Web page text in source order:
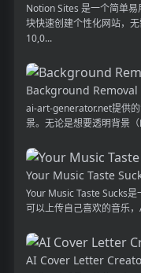
Notion Sites 是一个简单
块快速创建个性化网站，
10,0...
Background
ai-art-generator.net提供
景。无论是想要透明背景
Your Music Taste
Your Music Taste Sucks
可以上传自己喜欢的音乐
AI Cover Letter